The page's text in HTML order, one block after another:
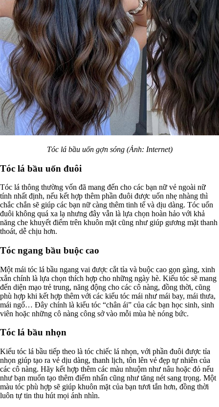
Tóc lá bầu uốn gợn sóng (Ảnh: Internet)
Tóc lá bầu uốn đuôi
Tóc lá thông thường vốn đã mang đến cho các bạn nữ vẻ ngoài nữ
tính nhất định, nếu kết hợp thêm phần đuôi được uốn nhẹ nhàng thì
chắc chắn sẽ giúp các bạn nữ càng thêm tinh tế và dịu dàng. Tóc uốn
đuôi không quá xa lạ nhưng đây vẫn là lựa chọn hoàn hảo với khả
năng che khuyết điểm trên khuôn mặt cũng như giúp gương mặt thanh
thoát, dễ chịu hơn.
Tóc ngang bầu buộc cao
Một mái tóc lá bầu ngang vai được cắt tỉa và buộc cao gọn gàng, xinh
xắn chính là lựa chọn thích hợp cho những ngày hè. Kiểu tóc sẽ mang
đến diện mạo trẻ trung, năng động cho các cô nàng, đồng thời, cũng
phù hợp khi kết hợp thêm với các kiểu tóc mái như mái bay, mái thưa,
mái ngố… Đây chính là kiểu tóc “chân ái” của các bạn học sinh, sinh
viên hoặc những cô nàng công sở vào mỗi mùa hè nóng bức.
Tóc lá bầu nhọn
Kiểu tóc lá bầu tiếp theo là tóc chiếc lá nhọn, với phần đuôi được tỉa
nhọn giúp tạo ra vẻ dịu dàng, thanh lịch, tôn lên vẻ đẹp tự nhiên của
các cô nàng. Hãy kết hợp thêm các màu nhuộm như nâu hoặc đỏ nếu
như bạn muốn tạo thêm điểm nhấn cũng như tăng nét sang trọng. Một
màu tóc phù hợp sẽ giúp khuôn mặt của bạn tươi tắn hơn, đồng thời
luôn tự tin thu hút mọi ánh nhìn.